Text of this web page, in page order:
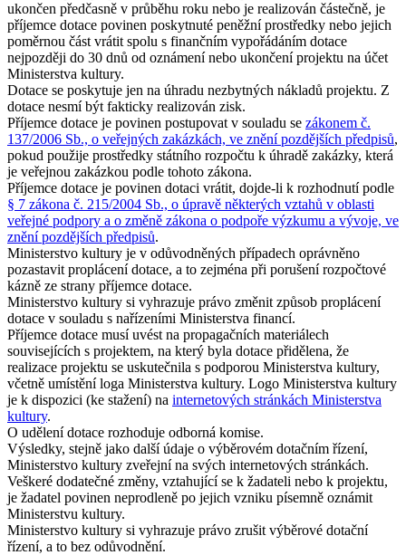
ukončen předčasně v průběhu roku nebo je realizován částečně, je
příjemce dotace povinen poskytnuté peněžní prostředky nebo jejich
poměrnou část vrátit spolu s finančním vypořádáním dotace
nejpozději do 30 dnů od oznámení nebo ukončení projektu na účet
Ministerstva kultury.
Dotace se poskytuje jen na úhradu nezbytných nákladů projektu. Z
dotace nesmí být fakticky realizován zisk.
Příjemce dotace je povinen postupovat v souladu se zákonem č.
137/2006 Sb., o veřejných zakázkách, ve znění pozdějších předpisů,
pokud použije prostředky státního rozpočtu k úhradě zakázky, která
je veřejnou zakázkou podle tohoto zákona.
Příjemce dotace je povinen dotaci vrátit, dojde-li k rozhodnutí podle
§ 7 zákona č. 215/2004 Sb., o úpravě některých vztahů v oblasti
veřejné podpory a o změně zákona o podpoře výzkumu a vývoje, ve
znění pozdějších předpisů.
Ministerstvo kultury je v odůvodněných případech oprávněno
pozastavit proplácení dotace, a to zejména při porušení rozpočtové
kázně ze strany příjemce dotace.
Ministerstvo kultury si vyhrazuje právo změnit způsob proplácení
dotace v souladu s nařízeními Ministerstva financí.
Příjemce dotace musí uvést na propagačních materiálech
souvisejících s projektem, na který byla dotace přidělena, že
realizace projektu se uskutečnila s podporou Ministerstva kultury,
včetně umístění loga Ministerstva kultury. Logo Ministerstva kultury
je k dispozici (ke stažení) na internetových stránkách Ministerstva
kultury.
O udělení dotace rozhoduje odborná komise.
Výsledky, stejně jako další údaje o výběrovém dotačním řízení,
Ministerstvo kultury zveřejní na svých internetových stránkách.
Veškeré dodatečné změny, vztahující se k žadateli nebo k projektu,
je žadatel povinen neprodleně po jejich vzniku písemně oznámit
Ministerstvu kultury.
Ministerstvo kultury si vyhrazuje právo zrušit výběrové dotační
řízení, a to bez odůvodnění.